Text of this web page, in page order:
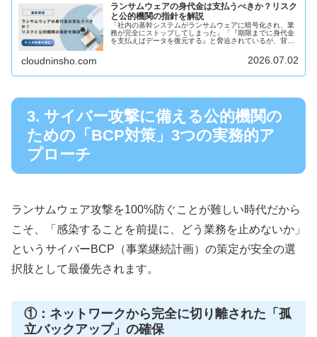
ランサムウェアの身代金は支払うべきか？リスク
と公的機関の指針を解説
「社内の基幹システムがランサムウェアに暗号化され、業
務が完全にストップしてしまった」「『期限までに身代金
を支払えばデータを復元する』と脅迫されているが、背に
cloudninsho.com 2026.07.02
3. サイバー攻撃に備える公的機関の
ための「BCP対策」3つの実務的ア
プローチ
ランサムウェア攻撃を100%防ぐことが難しい時代だから
こそ、「感染することを前提に、どう業務を止めないか」
というサイバーBCP（事業継続計画）の策定が安全の選
択肢として最優先されます。
①：ネットワークから完全に切り離された「孤
立バックアップ」の確保